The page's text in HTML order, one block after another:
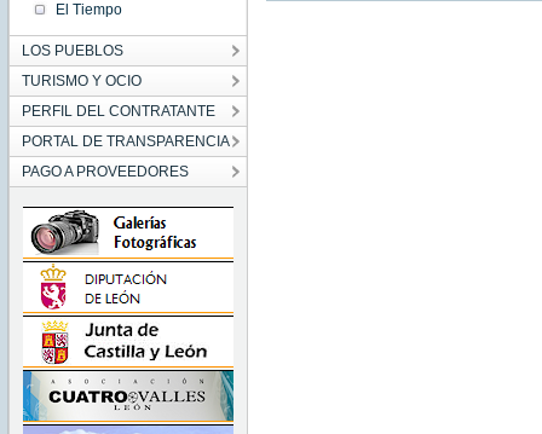
El Tiempo
LOS PUEBLOS
TURISMO Y OCIO
PERFIL DEL CONTRATANTE
PORTAL DE TRANSPARENCIA
PAGO A PROVEEDORES